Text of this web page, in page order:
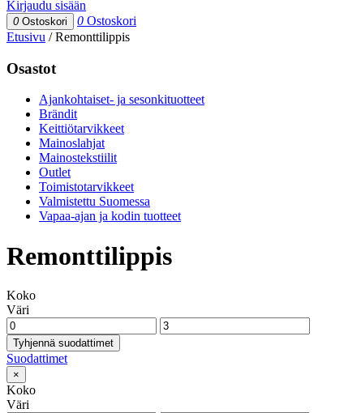
Kirjaudu sisään
0 Ostoskori 0 Ostoskori
Etusivu /Remonttilippis
Osastot
Ajankohtaiset- ja sesonkituotteet
Brändit
Keittiötarvikkeet
Mainoslahjat
Mainostekstiilit
Outlet
Toimistotarvikkeet
Valmistettu Suomessa
Vapaa-ajan ja kodin tuotteet
Remonttilippis
Koko
Väri
Tyhjennä suodattimet
Suodattimet
×
Koko
Väri